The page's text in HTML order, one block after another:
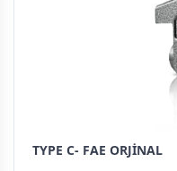
TYPE C- FAE ORJİNAL